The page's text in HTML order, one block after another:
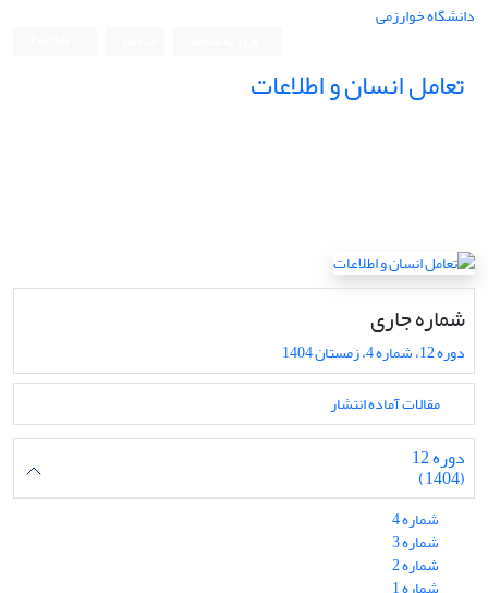
دانشگاه خوارزمی
تعامل انسان و اطلاعات
شماره جاری
دوره 12، شماره 4، زمستان 1404
مقالات آماده انتشار
دوره 12
(1404)
شماره 4
شماره 3
شماره 2